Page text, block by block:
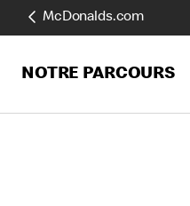
McDonalds.com
NOTRE PARCOURS